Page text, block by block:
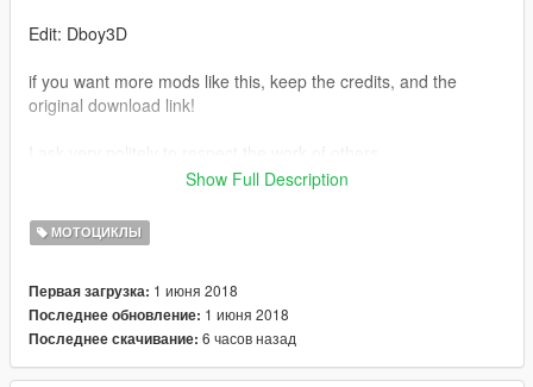
Edit: Dboy3D
if you want more mods like this, keep the credits, and the
original download link!
--------------------------------------------------------------
-------------------- Info PT-BR --------------
- Credits:CONVERTIDA POR : RYAN
Renan Silva
Emanuel Souza
BD GTA MODS
Gabriel Garnier
Show Full Description
МОТОЦИКЛЫ
Первая загрузка: 1 июня 2018
Последнее обновление: 1 июня 2018
Последнее скачивание: 6 часов назад